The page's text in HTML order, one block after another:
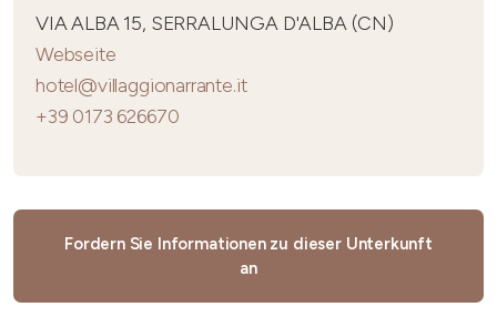
VIA ALBA 15, SERRALUNGA D'ALBA (CN)
Webseite
hotel@villaggionarrante.it
+39 0173 626670
Fordern Sie Informationen zu dieser Unterkunft
an